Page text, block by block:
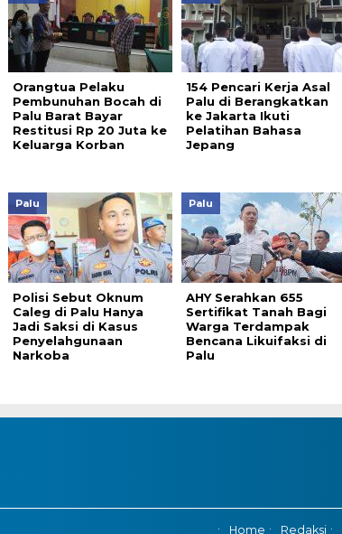
Orangtua Pelaku
Pembunuhan Bocah di
Palu Barat Bayar
Restitusi Rp 20 Juta ke
Keluarga Korban
154 Pencari Kerja Asal
Palu di Berangkatkan
ke Jakarta Ikuti
Pelatihan Bahasa
Jepang
Palu
Polisi Sebut Oknum
Caleg di Palu Hanya
Jadi Saksi di Kasus
Penyelahgunaan
Narkoba
Palu
AHY Serahkan 655
Sertifikat Tanah Bagi
Warga Terdampak
Bencana Likuifaksi di
Palu
Home Redaksi